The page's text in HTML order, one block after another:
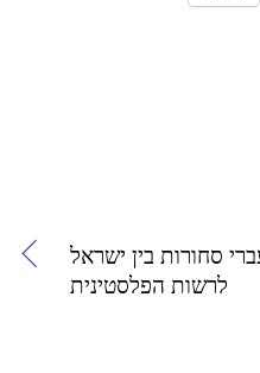
סחורות בין ישראל
לרשות הפלסטינית